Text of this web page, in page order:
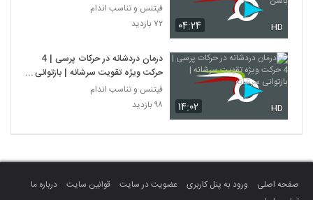
۰۴:۲۴ HD
فیتنس و تناسب اندام
۷۲ بازدید
۱۴:۰۲ HD
درمان دردشانه در حرکات پرسی | 4
حرکت ویژه تقویت سرشانه | بازتوانی
سرشانه
فیتنس و تناسب اندام
۹۸ بازدید
صفحه اصلی ورود به پنل کاربری عضویت در سایت قوانین سایت
درباره ما